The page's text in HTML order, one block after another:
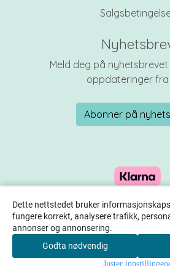
Meld deg på
oppdateringer fra
Abonner på
Dette nettstedet bruker
fungere korrekt, analysere trafikk,
annonser og annonsering.
Godta nødvendig
Juster